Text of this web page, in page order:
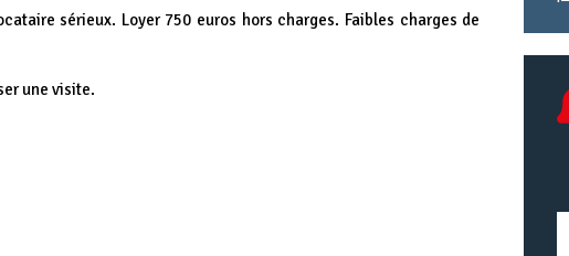
sérieux. Loyer 750 euros hors charges. Faibles charges de
une visite.